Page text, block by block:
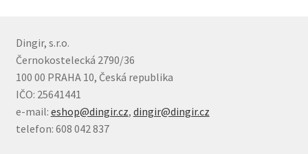
Dingir, s.r.o.
Černokostelecká 2790/36
100 00 PRAHA 10, Česká republika
IČO: 25641441
e-mail: eshop@dingir.cz, dingir@dingir.cz
telefon: 608 042 837